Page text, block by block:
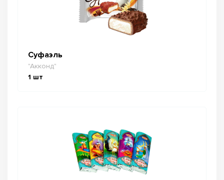
Суфаэль
"Акконд"
1 шт